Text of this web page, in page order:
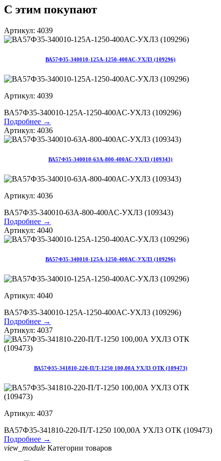
С этим покупают
Артикул: 4039
ВА57Ф35-340010-125А-1250-400AC-УХЛ3 (109296)
Артикул: 4039
ВА57Ф35-340010-125А-1250-400AC-УХЛ3 (109296)
Подробнее →
Артикул: 4036
ВА57Ф35-340010-63А-800-400AC-УХЛ3 (109343)
Артикул: 4036
ВА57Ф35-340010-63А-800-400AC-УХЛ3 (109343)
Подробнее →
Артикул: 4040
ВА57Ф35-340010-125А-1250-400AC-УХЛ3 (109296)
Артикул: 4040
ВА57Ф35-340010-125А-1250-400AC-УХЛ3 (109296)
Подробнее →
Артикул: 4037
ВА57Ф35-341810-220-П/Т-1250 100,00А УХЛ3 ОТК (109473)
Артикул: 4037
ВА57Ф35-341810-220-П/Т-1250 100,00А УХЛ3 ОТК (109473)
Подробнее →
view_module Категории товаров